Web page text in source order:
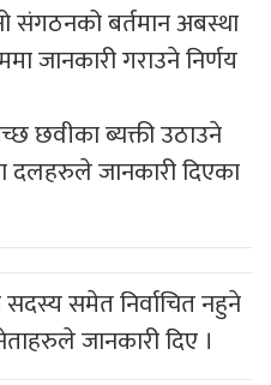
संगठनको बर्तमान अबस्था
जानकारी गराउने निर्णय
छवीका ब्यक्ती उठाउने
दलहरुले जानकारी दिएका
समेत निर्वाचित नहुने
जानकारी दिए ।